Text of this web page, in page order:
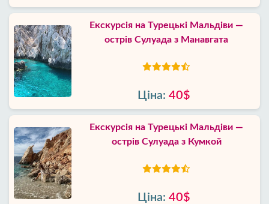
Екскурсія на Турецькі Мальдіви —
острів Сулуада з Манавгата
Ціна: 40$
Екскурсія на Турецькі Мальдіви —
острів Сулуада з Кумкой
Ціна: 40$